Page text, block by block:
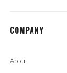
COMPANY
About